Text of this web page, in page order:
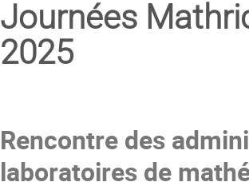
Journées
2025
Rencontre des
laboratoires de